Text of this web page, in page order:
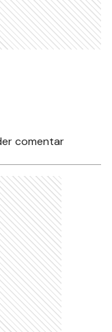
comentar